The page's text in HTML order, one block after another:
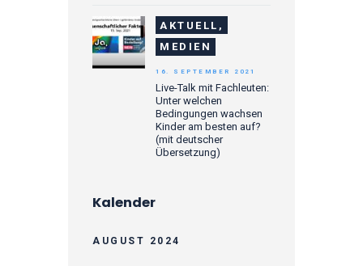
AKTUELL,
MEDIEN
Live-Talk mit Fachleuten:
Unter welchen
Bedingungen wachsen
Kinder am besten auf?
(mit deutscher
Übersetzung)
16. SEPTEMBER 2021
Kalender
AUGUST 2024